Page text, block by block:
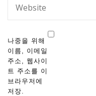
나중을 위해
이름, 이메일
주소, 웹사이
트 주소를 이
브라우저에
저장.